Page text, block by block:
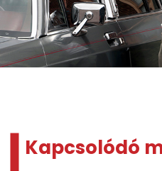
Kapcsolódó